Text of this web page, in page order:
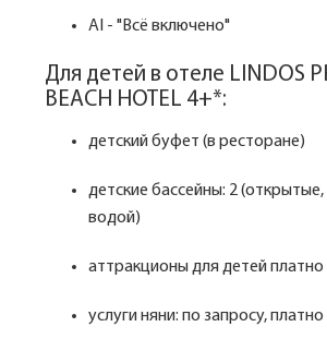
AI - "Всё включено"
Для детей в отеле LINDOS
BEACH HOTEL 4+*:
детский буфет (в ресторане)
детские бассейны: 2 (открытые,
водой)
аттракционы для детей платно
услуги няни: по запросу, платно